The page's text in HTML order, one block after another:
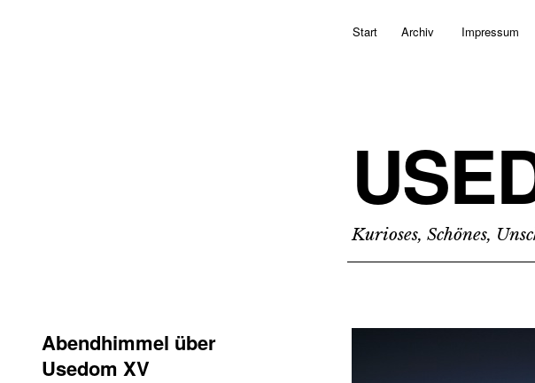
Start Archiv Impressum
Kurioses, Schönes,
Abendhimmel über
Usedom XV